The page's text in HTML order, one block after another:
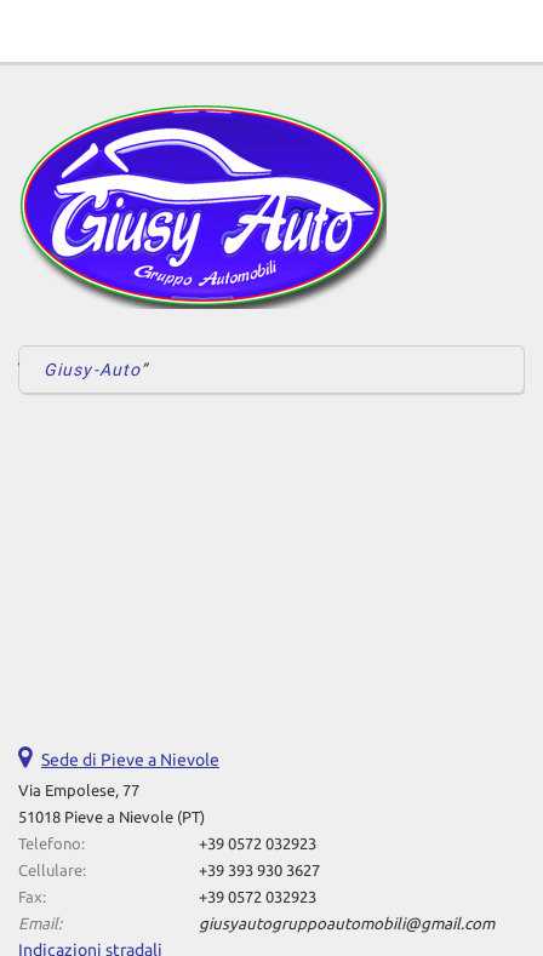
Giusy-Auto
Sede di Pieve a Nievole
Via Empolese, 77
51018 Pieve a Nievole (PT)
Telefono:
+39 0572 032923
Cellulare:
+39 393 930 3627
Fax:
+39 0572 032923
Email:
giusyautogruppoautomobili@gmail.com
Indicazioni stradali